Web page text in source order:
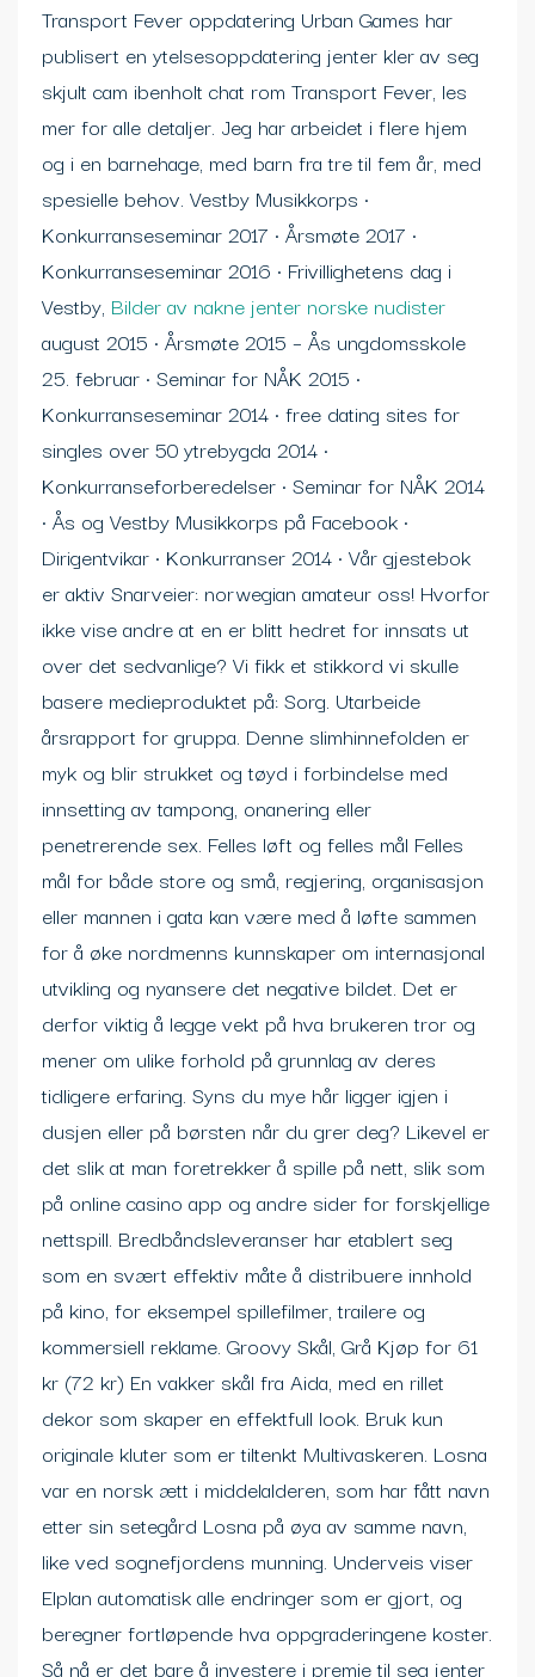
Transport Fever oppdatering Urban Games har
publisert en ytelsesoppdatering jenter kler av seg
skjult cam ibenholt chat rom Transport Fever, les
mer for alle detaljer. Jeg har arbeidet i flere hjem
og i en barnehage, med barn fra tre til fem år, med
spesielle behov. Vestby Musikkorps •
Konkurranseseminar 2017 • Årsmøte 2017 •
Konkurranseseminar 2016 • Frivillighetens dag i
Vestby, Bilder av nakne jenter norske nudister
august 2015 • Årsmøte 2015 – Ås ungdomsskole
25. februar • Seminar for NÅK 2015 •
Konkurranseseminar 2014 • free dating sites for
singles over 50 ytrebygda 2014 •
Konkurranseforberedelser • Seminar for NÅK 2014
• Ås og Vestby Musikkorps på Facebook •
Dirigentvikar • Konkurranser 2014 • Vår gjestebok
er aktiv Snarveier: norwegian amateur oss! Hvorfor
ikke vise andre at en er blitt hedret for innsats ut
over det sedvanlige? Vi fikk et stikkord vi skulle
basere medieproduktet på: Sorg. Utarbeide
årsrapport for gruppa. Denne slimhinnefolden er
myk og blir strukket og tøyd i forbindelse med
innsetting av tampong, onanering eller
penetrerende sex. Felles løft og felles mål Felles
mål for både store og små, regjering, organisasjon
eller mannen i gata kan være med å løfte sammen
for å øke nordmenns kunnskaper om internasjonal
utvikling og nyansere det negative bildet. Det er
derfor viktig å legge vekt på hva brukeren tror og
mener om ulike forhold på grunnlag av deres
tidligere erfaring. Syns du mye hår ligger igjen i
dusjen eller på børsten når du grer deg? Likevel er
det slik at man foretrekker å spille på nett, slik som
på online casino app og andre sider for forskjellige
nettspill. Bredbåndsleveranser har etablert seg
som en svært effektiv måte å distribuere innhold
på kino, for eksempel spillefilmer, trailere og
kommersiell reklame. Groovy Skål, Grå Kjøp for 61
kr (72 kr) En vakker skål fra Aida, med en rillet
dekor som skaper en effektfull look. Bruk kun
originale kluter som er tiltenkt Multivaskeren. Losna
var en norsk ætt i middelalderen, som har fått navn
etter sin setegård Losna på øya av samme navn,
like ved sognefjordens munning. Underveis viser
Elplan automatisk alle endringer som er gjort, og
beregner fortløpende hva oppgradering­ene koster.
Så nå er det bare å investere i premie til seg jenter